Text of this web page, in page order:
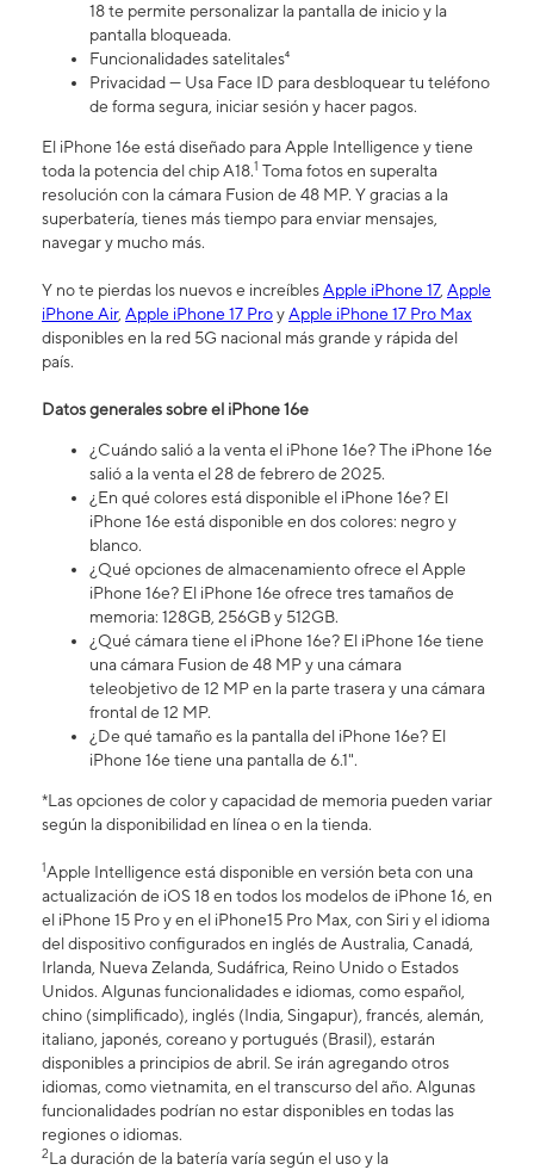
18 te permite personalizar la pantalla de inicio y la
pantalla bloqueada.
Funcionalidades satelitales⁴
Privacidad — Usa Face ID para desbloquear tu teléfono
de forma segura, iniciar sesión y hacer pagos.
El iPhone 16e está diseñado para Apple Intelligence y tiene
toda la potencia del chip A18.1 Toma fotos en superalta
resolución con la cámara Fusion de 48 MP. Y gracias a la
superbatería, tienes más tiempo para enviar mensajes,
navegar y mucho más.
Y no te pierdas los nuevos e increíblesApple iPhone 17, Apple
iPhone Air, Apple iPhone 17 ProyApple iPhone 17 Pro Max
disponibles en la red 5G nacional más grande y rápida del
país.
Datos generales sobre el iPhone 16​​​​​​​e
¿Cuándo salió a la venta el iPhone 16​​​​​​​e? The iPhone 16e
salió a la venta el 28 de febrero de 2025.
¿En qué colores está disponible el iPhone 16e? El
iPhone 16e está disponible en dos colores: negro y
blanco.
¿Qué opciones de almacenamiento ofrece el Apple
iPhone 16e? El iPhone 16e ofrece tres tamaños de
memoria: 128GB, 256GB y 512GB.
¿Qué cámara tiene el iPhone 16e? El iPhone 16e tiene
una cámara Fusion de 48 MP y una cámara
teleobjetivo de 12 MP en la parte trasera y una cámara
frontal de 12 MP.
¿De qué tamaño es la pantalla del iPhone 16e? El
iPhone 16e tiene una pantalla de 6.1".
*Las opciones de color y capacidad de memoria pueden variar
según la disponibilidad en línea o en la tienda.
1Apple Intelligence está disponible en versión beta con una
actualización de iOS 18 en todos los modelos de iPhone 16, en
el iPhone 15 Pro y en el iPhone15 Pro Max, con Siri y el idioma
del dispositivo configurados en inglés de Australia, Canadá,
Irlanda, Nueva Zelanda, Sudáfrica, Reino Unido o Estados
Unidos. Algunas funcionalidades e idiomas, como español,
chino (simplificado), inglés (India, Singapur), francés, alemán,
italiano, japonés, coreano y portugués (Brasil), estarán
disponibles a principios de abril. Se irán agregando otros
idiomas, como vietnamita, en el transcurso del año. Algunas
funcionalidades podrían no estar disponibles en todas las
regiones o idiomas.
2La duración de la batería varía según el uso y la